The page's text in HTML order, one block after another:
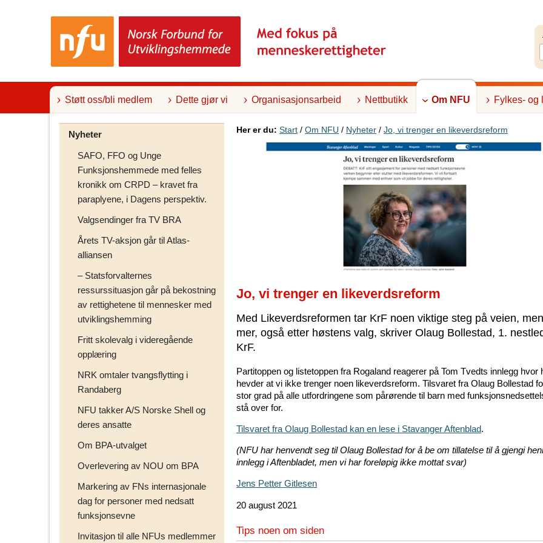
o
Støtt oss/bli medlem Dette gjør vi Organisasjonsarbeid Nettbutikk Om NFU Fylkes- og
Nyheter
SAFO, FFO og Unge
Funksjonshemmede med felles
kronikk om CRPD – kravet fra
paraplyene, i Dagens perspektiv.
Valgsendinger fra TV BRA
Årets TV-aksjon går til Atlas-
alliansen
– Statsforvalternes
ressurssituasjon går på bekostning
av rettighetene til mennesker med
utviklingshemming
Fritt skolevalg i videregående
opplæring
NRK omtaler tvangsflytting i
Randaberg
NFU takker A/S Norske Shell og
deres ansatte
Om BPA-utvalget
Overlevering av NOU om BPA
Markering av FNs internasjonale
dag for personer med nedsatt
funksjonsevne
Invitasjon til alle NFUs medlemmer
Her er du: Start / Om NFU / Nyheter / Jo, vi trenger en likeverdsreform
Jo, vi trenger en likeverdsreform
Med Likeverdsreformen tar KrF noen viktige steg på veien,
mer, også etter høstens valg, skriver Olaug Bollestad, 1.
KrF.
Partitoppen og listetoppen fra Rogaland reagerer på Tom Tvedts innlegg hvor
hevder at vi ikke trenger noen likeverdsreform. Tilsvaret fra Olaug Bollestad
stor grad på alle utfordringene som pårørende til barn med
stå over for.
Tilsvaret fra Olaug Bollestad kan en lese i Stavanger Aftenblad.
(NFU har henvendt seg til Olaug Bollestad for å be om tillatelse til å gjengi
innlegg i Aftenbladet, men vi har foreløpig ikke mottat svar)
Jens Petter Gitlesen
20 august 2021
Tips noen om siden